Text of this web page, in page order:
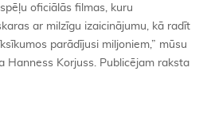
oficiālās filmas, kuru
ar milzīgu izaicinājumu, kā radīt
parādījusi miljoniem,” mūsu
Hanness Korjuss. Publicējam raksta